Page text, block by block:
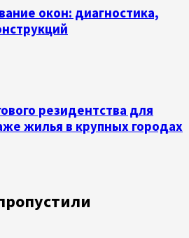
окон: диагностика,
резидентства для
жилья в крупных городах